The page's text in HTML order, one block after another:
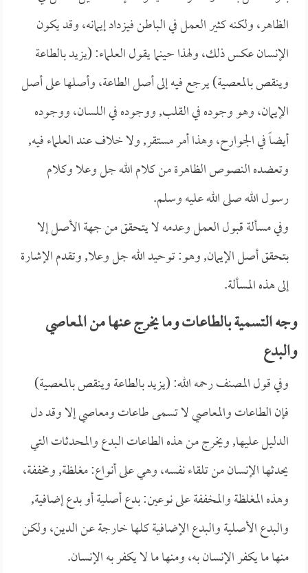
الظاهر، ولكنه كثير العمل في الباطن فيزداد إيمانه، وقد يكون
الإنسان عكس ذلك، ولهذا حينما يقول العلماء: (يزيد بالطاعة
وينقص بالمعصية) يرجع فيه إلى أصل الطاعة، وأصلها على أصل
الإيمان، وهو وجوده في القلب, ووجوده في اللسان، ووجوده
أيضاً في الجوارح، وهذا أمر مستقر, ولا خلاف عند العلماء فيه,
وتعضده النصوص الظاهرة من كلام الله جل وعلا وكلام
رسول الله صلى الله عليه وسلم.
وفي مسألة قبول العمل وعدمه لا يتحقق من جهة الأصل إلا
بتحقق أصل الإيمان, وهو: توحيد الله جل وعلا, وتقدم الإشارة
إلى هذه المسألة.
وجه التسمية بالطاعات وما يخرج عنها من المعاصي
والبدع
وفي قول المصنف رحمه الله: (يزيد بالطاعة وينقص بالمعصية)
فإن الطاعات والمعاصي لا تسمى طاعات ومعاصي إلا وقد دل
الدليل عليها, ويخرج من هذه الطاعات البدع والمحدثات التي
يحدثها الإنسان من تلقاء نفسه، وهي على أنواع: مغلظة, ومخففة،
وهذه المغلظة والمخففة على نوعين: بدع أصلية أو بدع إضافية,
والبدع الأصلية والبدع الإضافية كلها خارجة عن الدين، ولكن
منها ما يكفر الإنسان به، ومنها ما لا يكفر به الإنسان.